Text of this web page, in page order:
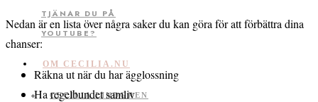
TJÄNAR DU PÅ
YOUTUBE?
OM CECILIA.NU
CECILIA LINDGREN
Nedan är en lista över några saker du kan göra för att förbättra dina
chanser:
Räkna ut när du har ägglossning
Ha regelbundet samliv